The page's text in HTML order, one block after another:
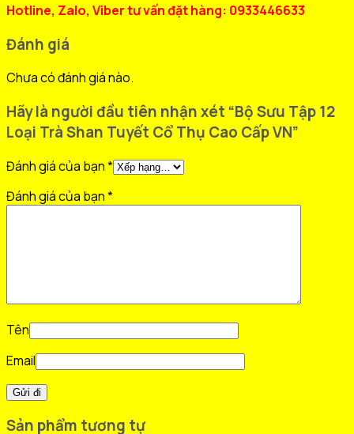
Hotline, Zalo, Viber tư vấn đặt hàng: 0933446633
Đánh giá
Chưa có đánh giá nào.
Hãy là người đầu tiên nhận xét “Bộ Sưu Tập 12
Loại Trà Shan Tuyết Cổ Thụ Cao Cấp VN”
Đánh giá của bạn*
Đánh giá của bạn*
Tên
Email
Sản phẩm tương tự